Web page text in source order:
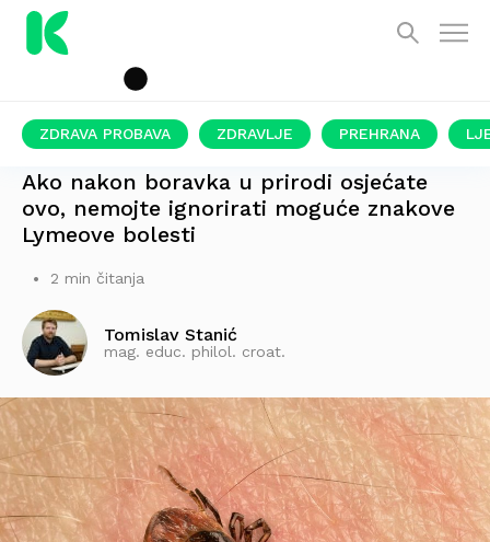
ZDRAVA PROBAVA ZDRAVLJE PREHRANA
Ako nakon boravka u prirodi osjećate
ovo, nemojte ignorirati moguće znakove
Lymeove bolesti
2 min čitanja
Tomislav Stanić
mag. educ. philol. croat.